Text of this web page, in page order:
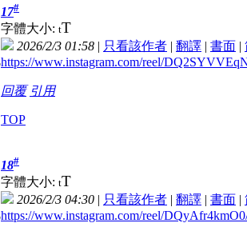
17#
字體大小: tT
2026/2/3 01:58 | 只看該作者 | 翻譯 | 書面 |
https://www.instagram.com/reel/
回覆 引用
TOP
18#
字體大小: tT
2026/2/3 04:30 | 只看該作者 | 翻譯 | 書面 |
https://www.instagram.com/reel/